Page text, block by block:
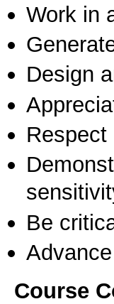
Work in
Design
Be
Course